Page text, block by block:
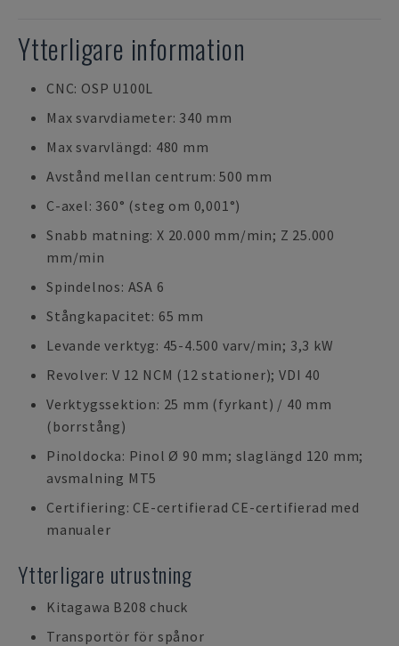
Ytterligare information
CNC: OSP U100L
Max svarvdiameter: 340 mm
Max svarvlängd: 480 mm
Avstånd mellan centrum: 500 mm
C-axel: 360° (steg om 0,001°)
Snabb matning: X 20.000 mm/min; Z 25.000
mm/min
Spindelnos: ASA 6
Stångkapacitet: 65 mm
Levande verktyg: 45-4.500 varv/min; 3,3 kW
Revolver: V 12 NCM (12 stationer); VDI 40
Verktygssektion: 25 mm (fyrkant) / 40 mm
(borrstång)
Pinoldocka: Pinol Ø 90 mm; slaglängd 120 mm;
avsmalning MT5
Certifiering: CE-certifierad CE-certifierad med
manualer
Ytterligare utrustning
Kitagawa B208 chuck
Transportör för spånor